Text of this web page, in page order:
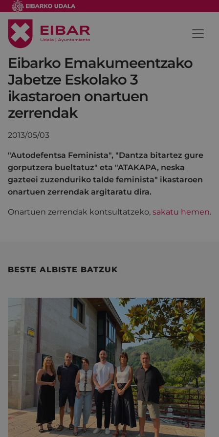
Eibarko Emakumeentzako
Jabetze Eskolako 3
ikastaroen onartuen
zerrendak
2013/05/03
"Autodefentsa Feminista", "Dantza bitartez gure
gorputzera bueltatuz" eta "ATAKAPA, neska
gazteei zuzenduriko talde feminista" ikastaroen
onartuen zerrendak argitaratu dira.
Onartuen zerrendak kontsultatzeko, sakatu hemen.
BESTE ALBISTE BATZUK